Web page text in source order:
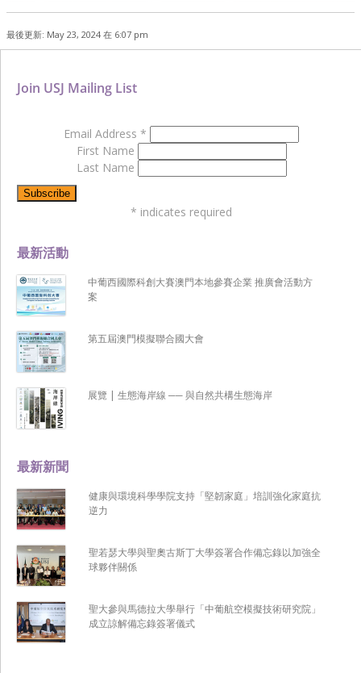
最後更新: May 23, 2024 在 6:07 pm
最新新聞
健康與環境科學學院支持「堅韌家庭」培訓強化家庭抗
逆力
聖若瑟大學與聖奧古斯丁大學簽署合作備忘錄以加強全
球夥伴關係
聖大參與馬德拉大學舉行「中葡航空模擬技術研究院」
成立諒解備忘錄簽署儀式
最新活動
中葡西國際科創大賽澳門本地參賽企業 推廣會活動方
案
第五屆澳門模擬聯合國大會
展覽 | 生態海岸線 ── 與自然共構生態海岸
Join USJ Mailing List
Email Address *
First Name
Last Name
* indicates required